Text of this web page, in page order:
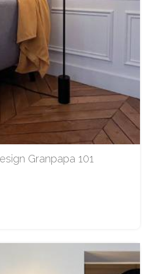
Granpapa 101